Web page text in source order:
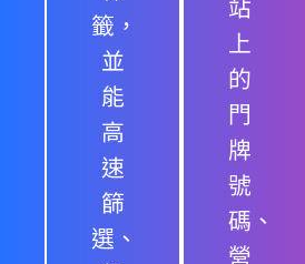
籤，
並
能
高
速
篩
選、
站
上
的
門
牌
號
碼、
營